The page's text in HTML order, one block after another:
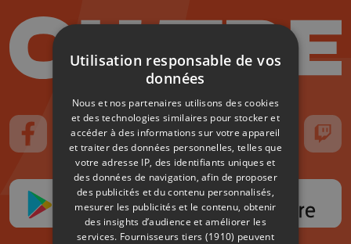
Suivez-nous sur FaceBook
Suivez-nous sur Instagram
Suivez-nous sur TikTokSuivez-nous sur YouTube
Suivez-nous
Utilisation responsable de vos
données
Nous et nos partenaires utilisons des cookies
et des technologies similaires pour stocker et
accéder à des informations sur votre appareil
et traiter des données personnelles, telles que
votre adresse IP, des identifiants uniques et
des données de navigation, afin de proposer
des publicités et du contenu personnalisés,
mesurer les publicités et le contenu, obtenir
des insights d’audience et améliorer les
services. Fournisseurs tiers (1910) peuvent